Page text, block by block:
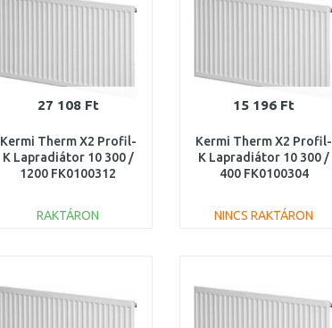
27 108 Ft
Kermi Therm X2 Profil-
K Lapradiátor 10 300 /
1200 FK0100312
RAKTÁRON
15 196 Ft
Kermi Therm X2 Profil-
K Lapradiátor 10 300 /
400 FK0100304
NINCS RAKTÁRON